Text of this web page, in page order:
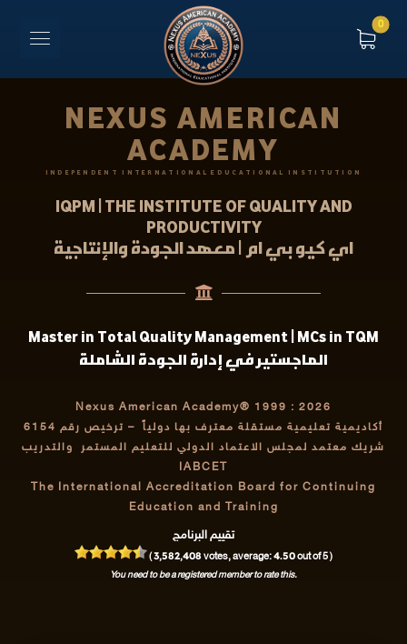
NEXUS AMERICAN
ACADEMY
INDEPENDENT INTERNATIONAL EDUCATIONAL INSTITUTION
IQPM | THE INSTITUTE OF QUALITY AND
PRODUCTIVITY
اي كيو بي ام | معهد الجودة والإنتاجية
Master in Total Quality Management | MCs in TQM
الماجستير في إدارة الجودة الشاملة
Nexus American Academy® 1999 : 2026
أكاديمية تعليمية مستقلة معترف بها دولياً
– ترخيص رقم 6154
شريك معتمد لمجلس الاعتماد الدولي للتعليم المستمر والتدريب
IABCET
The International Accreditation Board for Continuing
Education and Training
تقييم البرنامج
(3,582,408 votes, average:4.50out of 5 )
You need to be a registered member to rate this.